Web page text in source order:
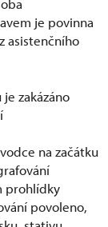
je povinna
asistenčního
zakázáno
na začátku
prohlídky
povoleno,